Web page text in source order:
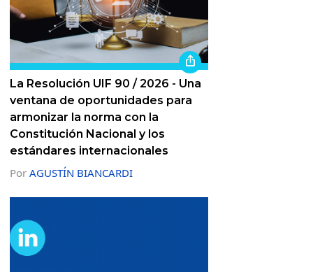
La Resolución UIF 90 / 2026 - Una
ventana de oportunidades para
armonizar la norma con la
Constitución Nacional y los
estándares internacionales
Por AGUSTÍN BIANCARDI